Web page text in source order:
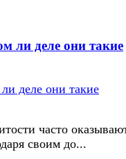
ли деле они такие
часто
своим до...